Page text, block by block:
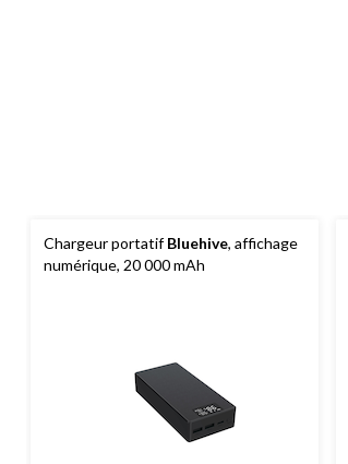
Chargeur portatifBluehive, affichage
numérique, 20 000 mAh